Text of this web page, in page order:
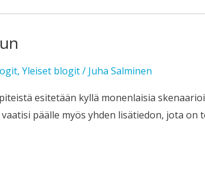
, Yleiset blogit/ Juha Salminen
esitetään kyllä monenlaisia
päälle myös yhden lisätiedon, jota